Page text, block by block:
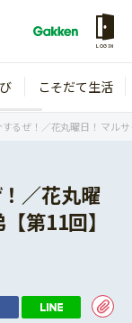
LOGIN
こそだて生活
るぜ！／花丸曜日！ マル
／花丸曜
第11回】